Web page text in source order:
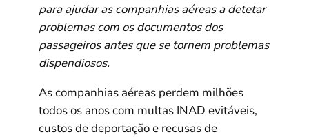
para ajudar as companhias aéreas a detetar
problemas com os documentos dos
passageiros antes que se tornem problemas
dispendiosos.
As companhias aéreas perdem milhões
todos os anos com multas INAD evitáveis,
custos de deportação e recusas de